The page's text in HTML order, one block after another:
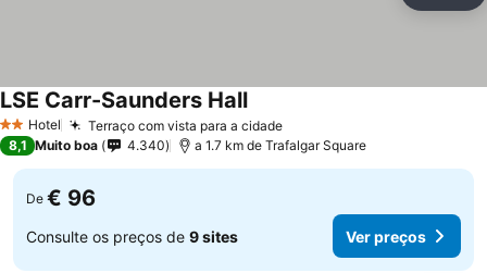
2 Estrelas
Hotel Terraço com vista para a cidadeVer preços
LSE Carr-Saunders HallVer preços
8,1 Muito boa 4.340 a 1.7 km de Trafalgar Square
De € 96
Consulte os preços de 9 sites Ver preços